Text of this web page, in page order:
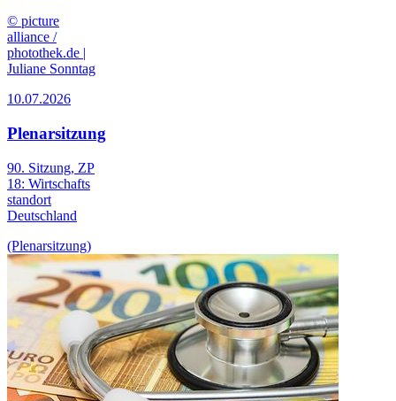
© picture
alliance /
photothek.de |
Juliane Sonntag
10.07.2026
Plenarsitzung
90. Sitzung, ZP
18: Wirtschafts
standort
Deutschland
(Plenarsitzung)